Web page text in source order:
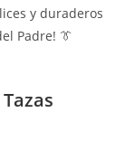
y duraderos
Padre! 👔